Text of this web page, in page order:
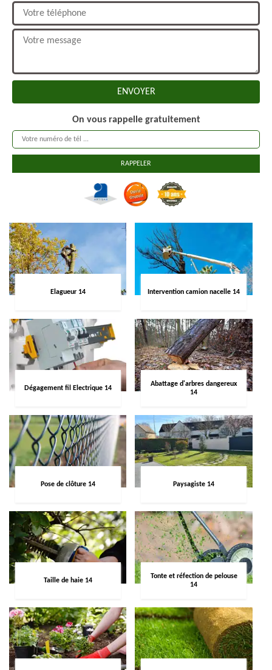
On vous rappelle gratuitement
Elagueur 14 Intervention camion nacelle 14
Dégagement fil Electrique 14
Abattage d'arbres dangereux
14
Pose de clôture 14 Paysagiste 14
Taille de haie 14
Tonte et réfection de pelouse
14